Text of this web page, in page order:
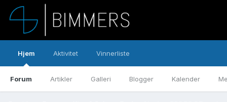
Hjem
Forum Artikler Galleri Blogger Kalender
Aktivitet Vinnerliste